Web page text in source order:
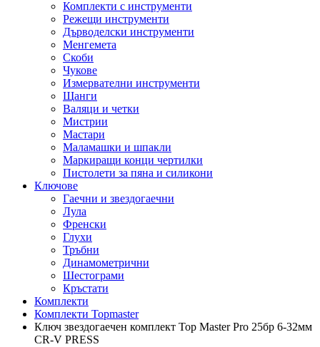
Комплекти с инструменти
Режещи инструменти
Дърводелски инструменти
Менгемета
Скоби
Чукове
Измервателни инструменти
Щанги
Валяци и четки
Мистрии
Мастари
Маламашки и шпакли
Маркиращи конци чертилки
Пистолети за пяна и силикони
Ключове
Гаечни и звездогаечни
Лула
Френски
Глухи
Тръбни
Динамометрични
Шестограми
Кръстати
Комплекти
Комплекти Topmaster
Ключ звездогаечен комплект Top Master Pro 25бр 6-32мм
CR-V PRESS